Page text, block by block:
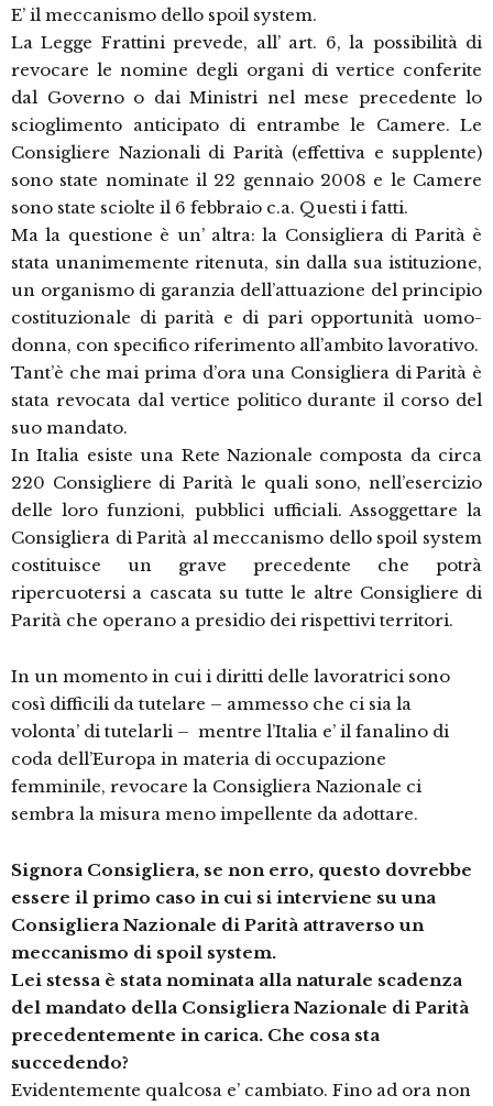
E’ il meccanismo dello spoil system.
La Legge Frattini prevede, all’ art. 6, la possibilità di
revocare le nomine degli organi di vertice conferite
dal Governo o dai Ministri nel mese precedente lo
scioglimento anticipato di entrambe le Camere. Le
Consigliere Nazionali di Parità (effettiva e supplente)
sono state nominate il 22 gennaio 2008 e le Camere
sono state sciolte il 6 febbraio c.a. Questi i fatti.
Ma la questione è un’ altra: la Consigliera di Parità è
stata unanimemente ritenuta, sin dalla sua istituzione,
un organismo di garanzia dell’attuazione del principio
costituzionale di parità e di pari opportunità uomo-
donna, con specifico riferimento all’ambito lavorativo.
Tant’è che mai prima d’ora una Consigliera di Parità è
stata revocata dal vertice politico durante il corso del
suo mandato.
In Italia esiste una Rete Nazionale composta da circa
220 Consigliere di Parità le quali sono, nell’esercizio
delle loro funzioni, pubblici ufficiali. Assoggettare la
Consigliera di Parità al meccanismo dello spoil system
costituisce un grave precedente che potrà
ripercuotersi a cascata su tutte le altre Consigliere di
Parità che operano a presidio dei rispettivi territori.
In un momento in cui i diritti delle lavoratrici sono
così difficili da tutelare – ammesso che ci sia la
volonta’ di tutelarli – mentre l’Italia e’ il fanalino di
coda dell’Europa in materia di occupazione
femminile, revocare la Consigliera Nazionale ci
sembra la misura meno impellente da adottare.
Signora Consigliera, se non erro, questo dovrebbe
essere il primo caso in cui si interviene su una
Consigliera Nazionale di Parità attraverso un
meccanismo di spoil system.
Lei stessa è stata nominata alla naturale scadenza
del mandato della Consigliera Nazionale di Parità
precedentemente in carica. Che cosa sta
succedendo?
Evidentemente qualcosa e’ cambiato. Fino ad ora non